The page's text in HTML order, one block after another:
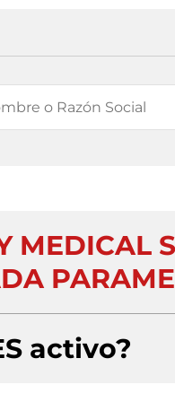
MEDICAL
activo?